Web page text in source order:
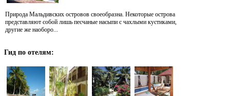
Природа Мальдивских островов своеобразна. Некоторые острова
представляют собой лишь песчаные насыпи с чахлыми кустиками,
другие же наоборо...
Гид по отелям: